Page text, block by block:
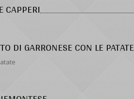
CAPPERI
DI GARRONESE CON LE PATATE